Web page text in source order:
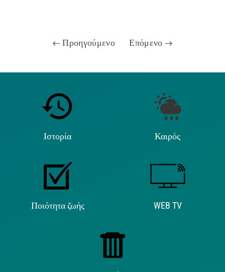
Προηγούμενο Επόμενο
Ιστορία Καιρός
Ποιότητα ζωής WEB TV